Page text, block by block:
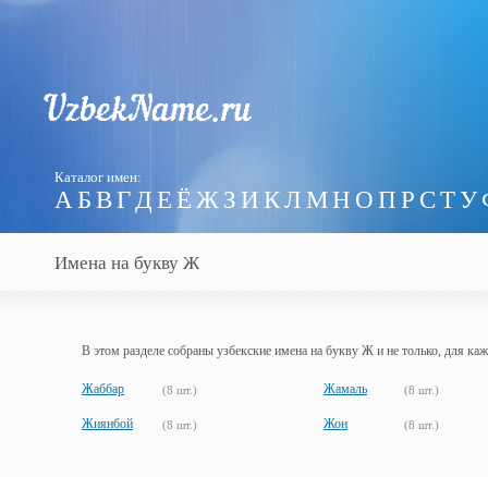
Каталог имен:
АБ ВГД Е Ё Ж З И КЛ МН О П Р С ТУ
Имена на букву Ж
В этом разделе собраны узбекские имена на букву Ж и не только, для
Жаббар (8 шт.) Жамаль (8 шт.)
Жиянбой (8 шт.) Жон (8 шт.)